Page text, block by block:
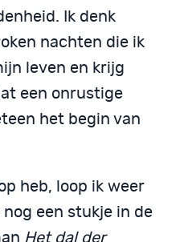
Ik denk
nachten die ik
leven en krijg
een onrustige
het begin van
heb, loop ik weer
een stukje in de
Het dal der